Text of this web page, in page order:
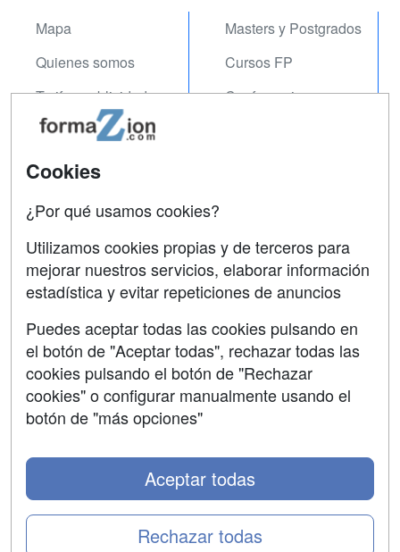
Mapa
Quienes somos
Tarifas publicidad
Acceso Usuarios
Acceso Centros
Masters y Postgrados
Cursos FP
Conferencias
Contactar
Confidencialidad
Aviso legal
Copyleft
Cookies
¿Por qué usamos cookies?
Utilizamos cookies propias y de terceros para
mejorar nuestros servicios, elaborar información
estadística y evitar repeticiones de anuncios
Puedes aceptar todas las cookies pulsando en
el botón de "Aceptar todas", rechazar todas las
cookies pulsando el botón de "Rechazar
cookies" o configurar manualmente usando el
botón de "más opciones"
Rechazar todas
Aceptar todas